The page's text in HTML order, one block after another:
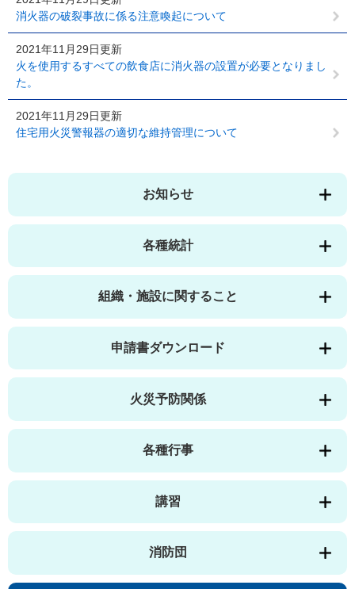
消火器の破裂事故に係る注意喚起について
2021年11月29日更新
火を使用するすべての飲食店に消火器の設置が必要となりまし
た。
2021年11月29日更新
住宅用火災警報器の適切な維持管理について
お知らせ
各種統計
組織・施設に関すること
申請書ダウンロード
火災予防関係
各種行事
講習
消防団